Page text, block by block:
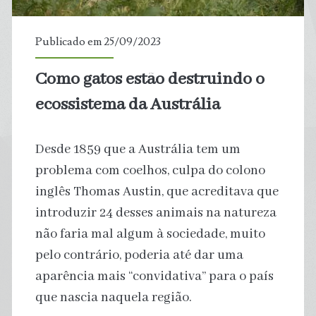
Publicado em 25/09/2023
Como gatos estão destruindo o
ecossistema da Austrália
Desde 1859 que a Austrália tem um
problema com coelhos, culpa do colono
inglês Thomas Austin, que acreditava que
introduzir 24 desses animais na natureza
não faria mal algum à sociedade, muito
pelo contrário, poderia até dar uma
aparência mais “convidativa” para o país
que nascia naquela região.